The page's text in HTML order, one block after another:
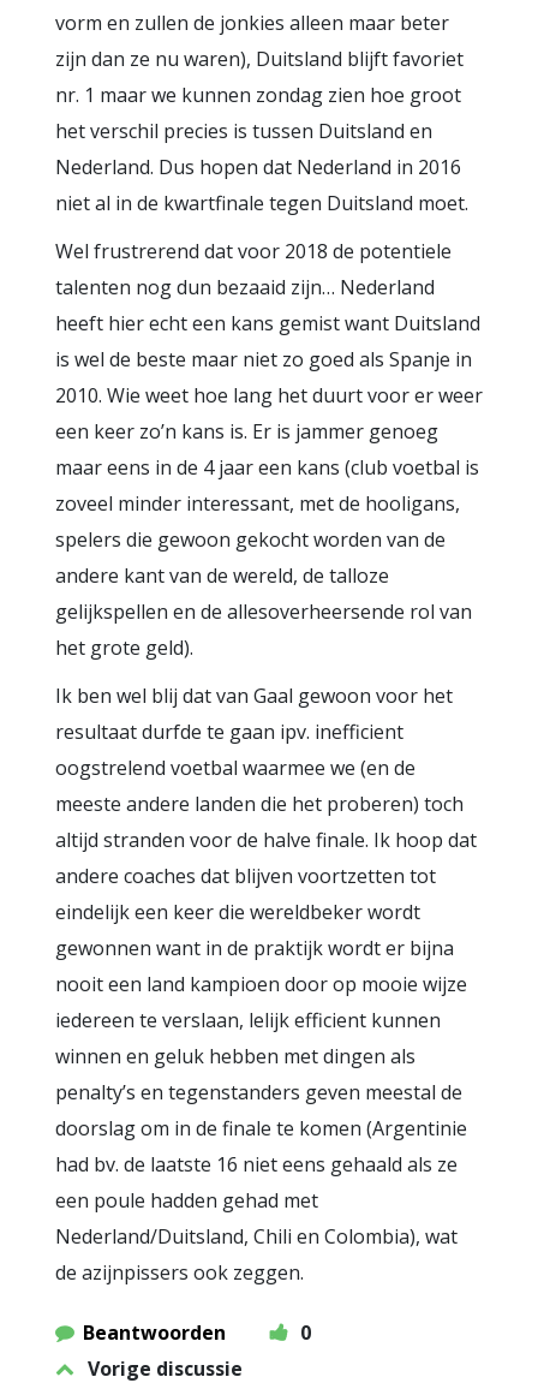
vorm en zullen de jonkies alleen maar beter
zijn dan ze nu waren), Duitsland blijft favoriet
nr. 1 maar we kunnen zondag zien hoe groot
het verschil precies is tussen Duitsland en
Nederland. Dus hopen dat Nederland in 2016
niet al in de kwartfinale tegen Duitsland moet.
Wel frustrerend dat voor 2018 de potentiele
talenten nog dun bezaaid zijn… Nederland
heeft hier echt een kans gemist want Duitsland
is wel de beste maar niet zo goed als Spanje in
2010. Wie weet hoe lang het duurt voor er weer
een keer zo’n kans is. Er is jammer genoeg
maar eens in de 4 jaar een kans (club voetbal is
zoveel minder interessant, met de hooligans,
spelers die gewoon gekocht worden van de
andere kant van de wereld, de talloze
gelijkspellen en de allesoverheersende rol van
het grote geld).
Ik ben wel blij dat van Gaal gewoon voor het
resultaat durfde te gaan ipv. inefficient
oogstrelend voetbal waarmee we (en de
meeste andere landen die het proberen) toch
altijd stranden voor de halve finale. Ik hoop dat
andere coaches dat blijven voortzetten tot
eindelijk een keer die wereldbeker wordt
gewonnen want in de praktijk wordt er bijna
nooit een land kampioen door op mooie wijze
iedereen te verslaan, lelijk efficient kunnen
winnen en geluk hebben met dingen als
penalty’s en tegenstanders geven meestal de
doorslag om in de finale te komen (Argentinie
had bv. de laatste 16 niet eens gehaald als ze
een poule hadden gehad met
Nederland/Duitsland, Chili en Colombia), wat
de azijnpissers ook zeggen.
Beantwoorden
0
Vorige discussie